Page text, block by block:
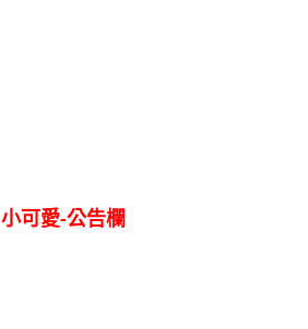
小可愛-公告欄